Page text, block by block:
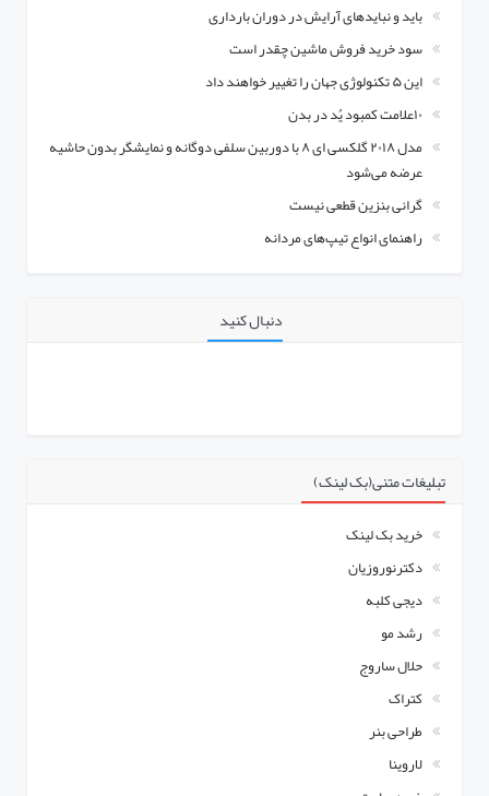
باید و نبایدهای آرایش در دوران بارداری
سود خرید فروش ماشین چقدر است
این ۵ تکنولوژی جهان را تغییر خواهند داد
۱۰علامت کمبود یُد در بدن
مدل ۲۰۱۸ گلکسی ای ۸ با دوربین سلفی دوگانه و نمایشگر بدون حاشیه
عرضه می‌شود
گرانی بنزین قطعی نیست
راهنمای انواع تیپ‌های مردانه
دنبال کنید
تبلیغات متنی(بک لینک)
خرید بک لینک
دکترنوروزیان
دیجی کلبه
رشد مو
حلال ساروج
کتراک
طراحی بنر
لاروینا